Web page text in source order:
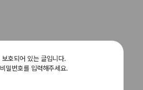
보호되어 있는 글입니다.
비밀번호를 입력해주세요.